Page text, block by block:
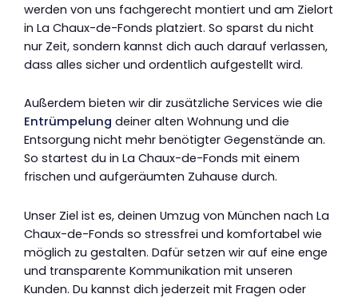
werden von uns fachgerecht montiert und am Zielort
in La Chaux-de-Fonds platziert. So sparst du nicht
nur Zeit, sondern kannst dich auch darauf verlassen,
dass alles sicher und ordentlich aufgestellt wird.
Außerdem bieten wir dir zusätzliche Services wie die
Entrümpelung deiner alten Wohnung und die
Entsorgung nicht mehr benötigter Gegenstände an.
So startest du in La Chaux-de-Fonds mit einem
frischen und aufgeräumten Zuhause durch.
Unser Ziel ist es, deinen Umzug von München nach La
Chaux-de-Fonds so stressfrei und komfortabel wie
möglich zu gestalten. Dafür setzen wir auf eine enge
und transparente Kommunikation mit unseren
Kunden. Du kannst dich jederzeit mit Fragen oder